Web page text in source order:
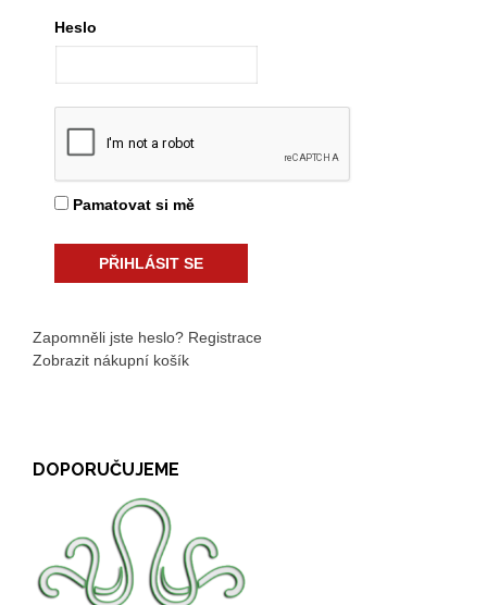
Heslo
Pamatovat si mě
Zapomněli jste heslo? Registrace
Zobrazit nákupní košík
DOPORUČUJEME